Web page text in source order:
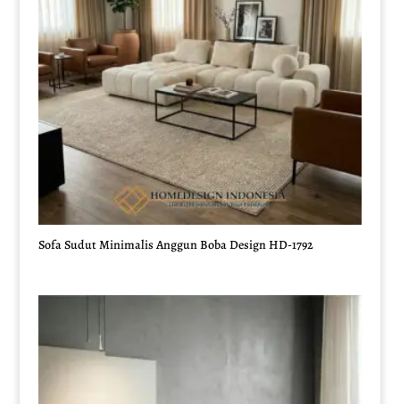
Sofa Sudut Minimalis Anggun Boba Design HD-1792